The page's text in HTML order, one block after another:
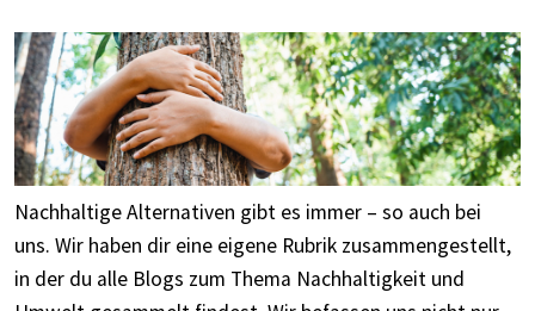
Nachhaltige Alternativen gibt es immer – so auch bei
uns. Wir haben dir eine eigene Rubrik zusammengestellt,
in der du alle Blogs zum Thema Nachhaltigkeit und